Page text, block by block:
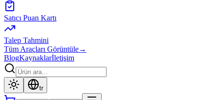
Satıcı Puan Kartı
Talep Tahmini
Tüm Araçları Görüntüle→
BlogKaynaklarİletişim
tr